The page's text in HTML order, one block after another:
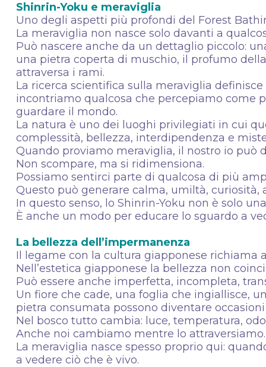
Shinrin-Yoku e meraviglia
Uno degli aspetti più profondi del Forest
La meraviglia non nasce solo davanti a
Può nascere anche da un dettaglio piccolo:
una pietra coperta di muschio, il profumo
attraversa i rami.
La ricerca scientifica sulla meraviglia
incontriamo qualcosa che percepiamo come
guardare il mondo.
La natura è uno dei luoghi privilegiati in cui
complessità, bellezza, interdipendenza e
Quando proviamo meraviglia, il nostro io può
Non scompare, ma si ridimensiona.
Possiamo sentirci parte di qualcosa di più
Questo può generare calma, umiltà, curiosità,
In questo senso, lo Shinrin-Yoku non è solo
È anche un modo per educare lo sguardo a
La bellezza dell’impermanenza
Il legame con la cultura giapponese richiama
Nell’estetica giapponese la bellezza non
Può essere anche imperfetta, incompleta,
Un fiore che cade, una foglia che ingiallisce,
pietra consumata possono diventare
Nel bosco tutto cambia: luce, temperatura,
Anche noi cambiamo mentre lo
La meraviglia nasce spesso proprio qui:
a vedere ciò che è vivo.